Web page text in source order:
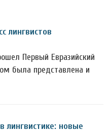
лингвистов
Первый Евразийский
была представлена и
лингвистике: новые